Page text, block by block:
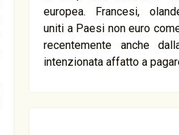
europea. Francesi,
uniti a Paesi non euro
recentemente anche
intenzionata affatto a